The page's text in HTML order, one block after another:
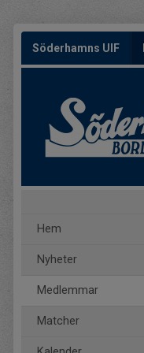
Söderhamns UIF
Hem
Nyheter
Medlemmar
Matcher